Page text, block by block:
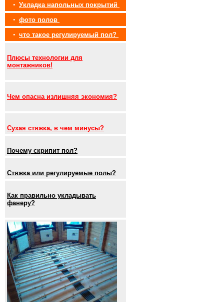
• Укладка напольных покрытий
• фото полов
• что такое регулируемый пол?
Плюсы технологии для
монтажников!
Чем опасна излишняя экономия?
Сухая стяжка, в чем минусы?
Почему скрипит пол?
Стяжка или регулируемые полы?
Как правильно укладывать
фанеру?